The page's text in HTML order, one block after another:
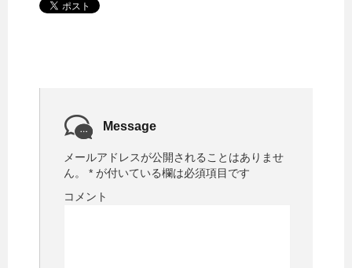
Message
メールアドレスが公開されることはありませ
ん。
* が付いている欄は必須項目です
コメント